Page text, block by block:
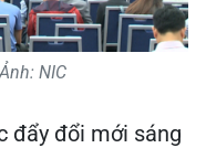
NIC
đẩy đổi mới sáng